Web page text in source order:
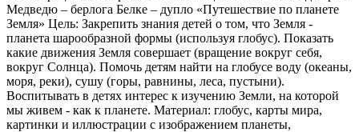
Медведю – берлога Белке – дупло «Путешествие по планете
Земля» Цель: Закрепить знания детей о том, что Земля -
планета шарообразной формы (используя глобус). Показать
какие движения Земля совершает (вращение вокруг себя,
вокруг Солнца). Помочь детям найти на глобусе воду (океаны,
моря, реки), сушу (горы, равнины, леса, пустыни).
Воспитывать в детях интерес к изучению Земли, на которой
мы живем - как к планете. Материал: глобус, карты мира,
картинки и иллюстрации с изображением планеты,